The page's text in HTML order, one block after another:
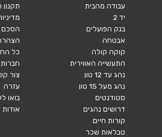
עבודה מהבית
יד 2
בנק הפועלים
אבטחה
קוקה קולה
התעשייה האווירית
נהג עד 12 טון
נהג מעל 15 טון
סטודנטים
דרושים נהגים
קורות חיים
טבלאות שכר
הסכם
כל
צור
עזרה
בואו
אודות